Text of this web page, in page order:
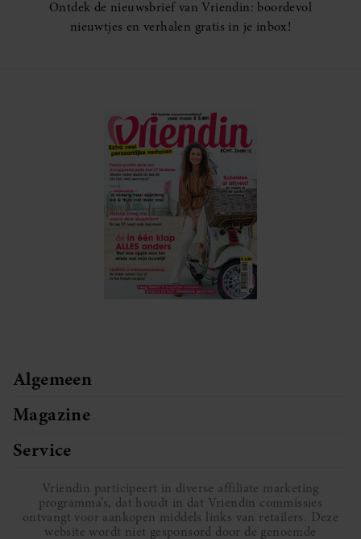
Ontdek de nieuwsbrief van Vriendin: boordevol
nieuwtjes en verhalen gratis in je inbox!
Algemeen
Magazine
Service
Vriendin participeert in diverse affiliate marketing
programma’s, dat houdt in dat Vriendin commissies
ontvangt voor aankopen middels links van retailers. Deze
website wordt niet gesponsord door de genoemde